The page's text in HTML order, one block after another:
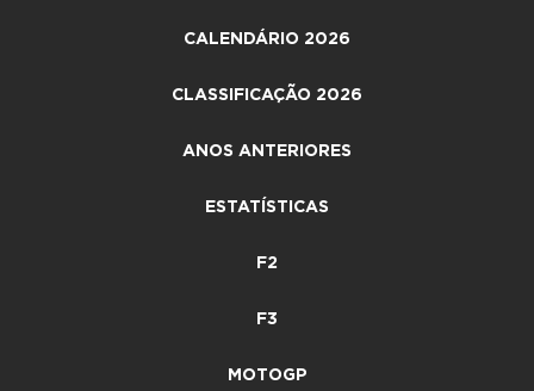
CALENDÁRIO 2026
CLASSIFICAÇÃO 2026
ANOS ANTERIORES
ESTATÍSTICAS
F2
F3
MOTOGP